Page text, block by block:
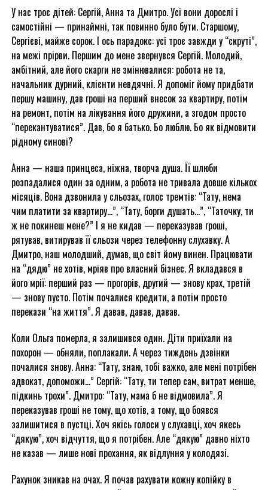
У нас троє дітей: Сергій, Анна та Дмитро. Усі вони дорослі і
самостійні — принаймні, так повинно було бути. Старшому,
Сергієві, майже сорок. І ось парадокс: усі троє завжди у “скруті”,
на межі прірви. Першим до мене звернувся Сергій. Молодий,
амбітний, але його скарги не змінювалися: робота не та,
начальник дурний, клієнти невдячні. Я допоміг йому придбати
першу машину, дав гроші на перший внесок за квартиру, потім
на ремонт, потім на лікування його дружини, а згодом просто
“перекантуватися”. Дав, бо я батько. Бо люблю. Бо як відмовити
рідному синові?
Анна — наша принцеса, ніжна, творча душа. Її шлюби
розпадалися один за одним, а робота не тривала довше кількох
місяців. Вона дзвонила у сльозах, голос тремтів: “Тату, нема
чим платити за квартиру…”, “Тату, борги душать…”, “Таточку, ти
ж не покинеш мене?” І я не кидав — переказував гроші,
рятував, витирував її сльози через телефонну слухавку. А
Дмитро, наш молодший, думав, що світ йому винен. Працювати
на “дядю” не хотів, мріяв про власний бізнес. Я вкладався в
його мрії: перший раз — прогорів, другий — знову крах, третій
— знову пусто. Потім почалися кредити, а потім просто
перекази “на життя”. Я давав, давав, давав.
Коли Ольга померла, я залишився один. Діти приїхали на
похорон — обняли, поплакали. А через тиждень дзвінки
почалися знову. Анна: “Тату, знаю, тобі важко, але мені потрібен
адвокат, допоможи…” Сергій: “Тату, ти тепер сам, витрат менше,
підкинь трохи”. Дмитро: “Тату, мама б не відмовила”. Я
переказував гроші не тому, що хотів, а тому, що боявся
залишитися в пустці. Хоч якісь голоси у слухавці, хоч якесь
“дякую”, хоч відчуття, що я потрібен. Але “дякую” давно ніхто
не казав — лише нові прохання, як відлуння у колодязі.
Рахунок зникав на очах. Я почав рахувати кожну копійку в